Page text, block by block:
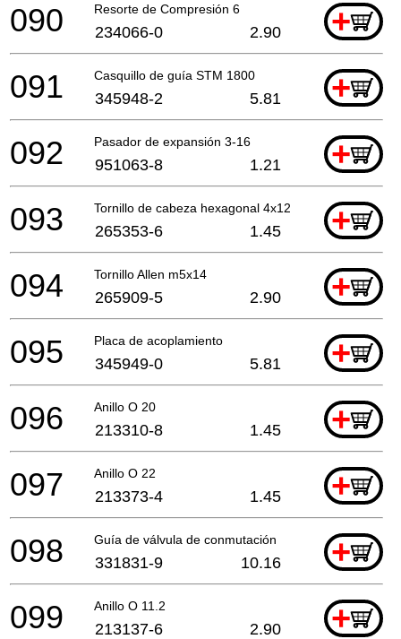
Resorte de Compresión 6 +
090 234066-0 2.90
Casquillo de guía STM 1800 +
091 345948-2 5.81
Pasador de expansión 3-16 +
092 951063-8 1.21
Tornillo de cabeza hexagonal 4x12 +
093 265353-6 1.45
Tornillo Allen m5x14 +
094 265909-5 2.90
Placa de acoplamiento +
095 345949-0 5.81
Anillo O 20 +
096 213310-8 1.45
Anillo O 22 +
097 213373-4 1.45
Guía de válvula de conmutación +
098 331831-9 10.16
Anillo O 11.2 +
099 213137-6 2.90